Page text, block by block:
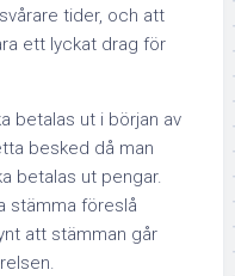
tider, och att
ett lyckat drag för
betalas ut i början av
besked då man
betalas ut pengar.
stämma föreslå
att stämman går